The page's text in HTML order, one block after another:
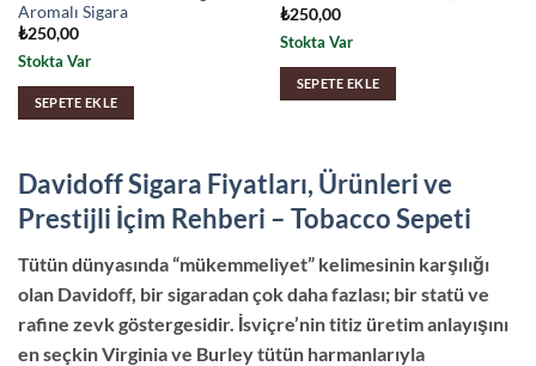
Aromalı Sigara
₺250,00
Stokta Var
SEPETE EKLE
₺250,00
Stokta Var
SEPETE EKLE
Davidoff Sigara Fiyatları, Ürünleri ve
Prestijli İçim Rehberi – Tobacco Sepeti
Tütün dünyasında “mükemmeliyet” kelimesinin karşılığı
olan Davidoff, bir sigaradan çok daha fazlası; bir statü ve
rafine zevk göstergesidir. İsviçre’nin titiz üretim anlayışını
en seçkin Virginia ve Burley tütün harmanlarıyla